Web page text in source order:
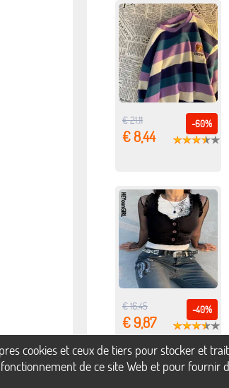
-60%
€ 21,11
€ 8,44
-40%
€ 16,45
€ 9,87
cookies et ceux de tiers pour stocker et
de ce site Web et pour fournir